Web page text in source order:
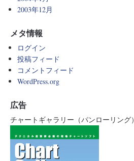
2003年12月
メタ情報
ログイン
投稿フィード
コメントフィード
WordPress.org
広告
チャートギャラリー（パンローリング）